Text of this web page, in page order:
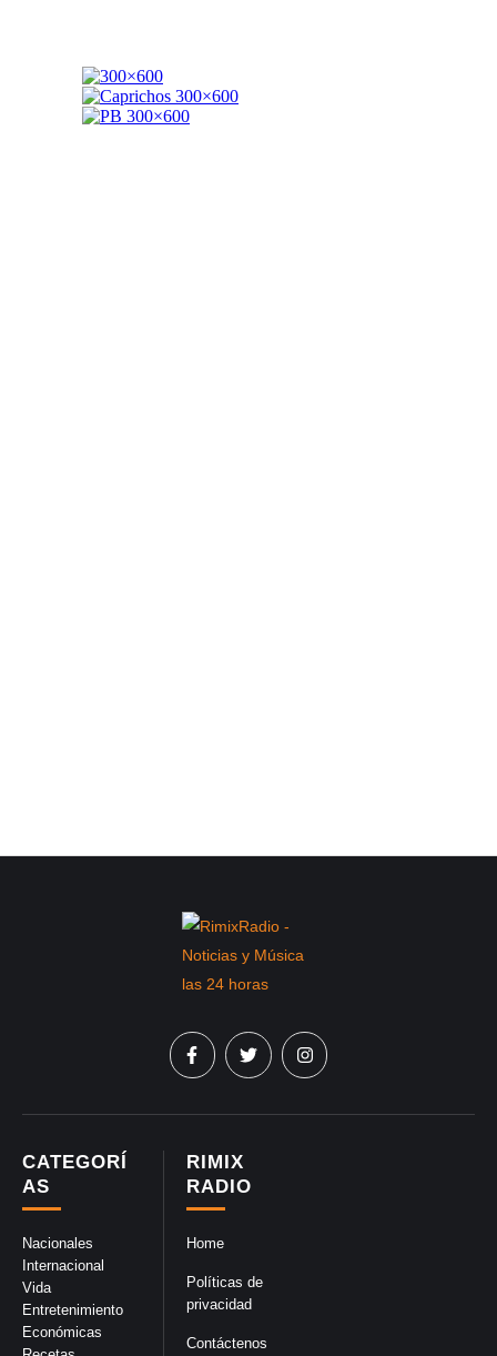
RIMIX
RADIO
Home
Políticas de
privacidad
Contáctenos
CATEGORÍ
AS
Nacionales
Internacional
Vida
Entretenimiento
Económicas